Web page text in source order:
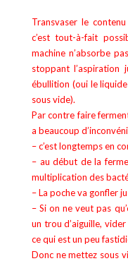
Transvaser le
c’est tout-à-fait
machine n’absorbe
stoppant
ébullition (oui le
sous vide).
Par contre faire
a beaucoup
– c’est longtemps en
– au début de la
multiplication des
– La poche va gonfler
– Si on ne veut pas
un trou d’aiguille,
ce qui est un peu
Donc ne mettez sous